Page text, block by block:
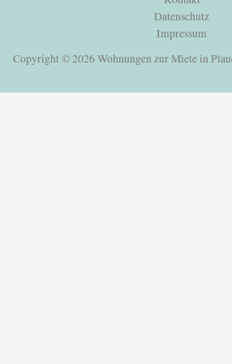
Datenschutz
Impressum
Copyright © 2026 Wohnungen zur Miete in